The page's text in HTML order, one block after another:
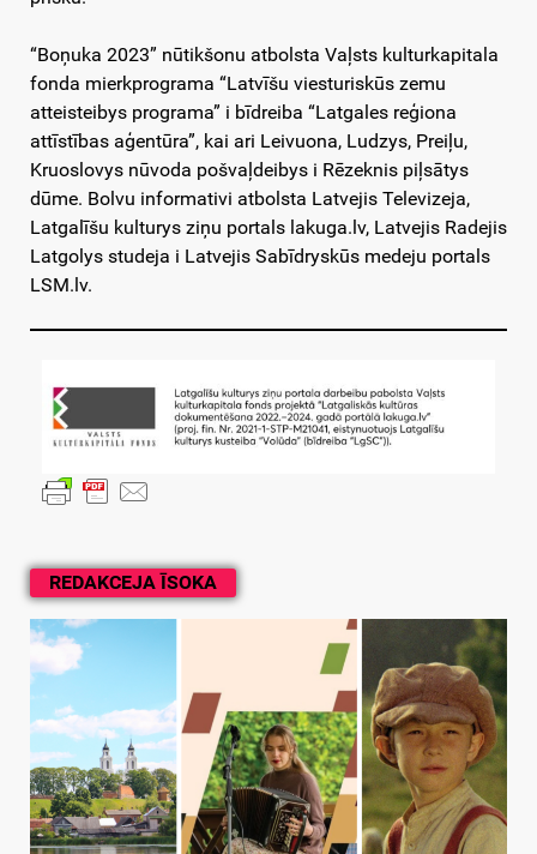
REDAKCEJA ĪSOKA
“Boņuka 2023” nūtikšonu atbolsta Vaļsts kulturkapitala
fonda mierkprograma “Latvīšu viesturiskūs zemu
atteisteibys programa” i bīdreiba “Latgales reģiona
attīstības aģentūra”, kai ari Leivuona, Ludzys, Preiļu,
Kruoslovys nūvoda pošvaļdeibys i Rēzeknis piļsātys
dūme. Bolvu informativi atbolsta Latvejis Televizeja,
Latgalīšu kulturys ziņu portals lakuga.lv, Latvejis Radejis
Latgolys studeja i Latvejis Sabīdryskūs medeju portals
LSM.lv.